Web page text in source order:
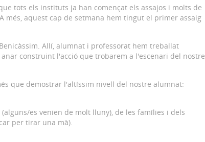
tots els instituts ja han començat els assajos i molts de
més, aquest cap de setmana hem tingut el primer assaig
Allí, alumnat i professorat hem treballat
construint l'acció que trobarem a l'escenari del nostre
que demostrar l'altíssim nivell del nostre alumnat:
es venien de molt lluny), de les famílies i dels
per tirar una mà).